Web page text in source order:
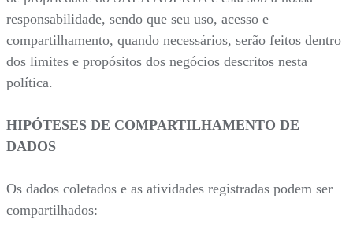
responsabilidade, sendo que seu uso, acesso e
compartilhamento, quando necessários, serão feitos dentro
dos limites e propósitos dos negócios descritos nesta
política.
HIPÓTESES DE COMPARTILHAMENTO DE
DADOS
Os dados coletados e as atividades registradas podem ser
compartilhados: